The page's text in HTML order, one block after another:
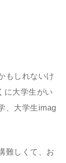
もしれないけ
に大学生がい
、大学生imag
難しくて、お